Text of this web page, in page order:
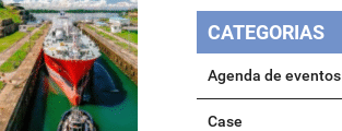
CATEGORIAS
Agenda de eventos
Case